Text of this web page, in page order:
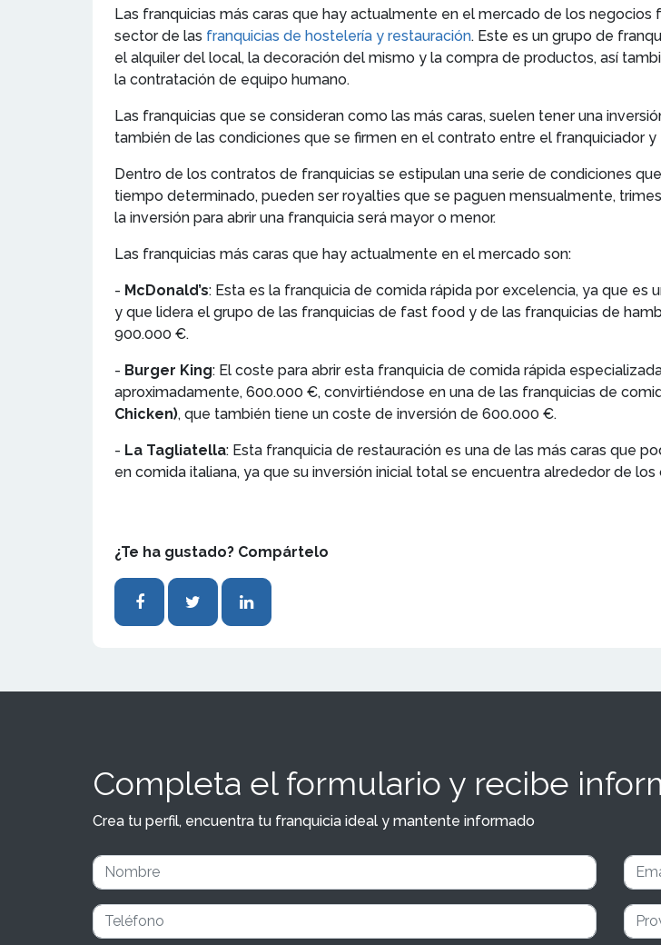
Las franquicias más caras que hay actualmente en el mercado de los
sector de las franquicias de hostelería y restauración. Este es un grupo de
el alquiler del local, la decoración del mismo y la compra de productos, así
la contratación de equipo humano.
Las franquicias que se consideran como las más caras, suelen tener una
también de las condiciones que se firmen en el contrato entre el franquiciador y
Dentro de los contratos de franquicias se estipulan una serie de condiciones
tiempo determinado, pueden ser royalties que se paguen mensualmente,
la inversión para abrir una franquicia será mayor o menor.
Las franquicias más caras que hay actualmente en el mercado son:
- McDonald’s: Esta es la franquicia de comida rápida por excelencia, ya que
y que lidera el grupo de las franquicias de fast food y de las franquicias de
900.000 €.
- Burger King: El coste para abrir esta franquicia de comida rápida
aproximadamente, 600.000 €, convirtiéndose en una de las franquicias de
Chicken), que también tiene un coste de inversión de 600.000 €.
- La Tagliatella: Esta franquicia de restauración es una de las más caras que
en comida italiana, ya que su inversión inicial total se encuentra alrededor de los
¿Te ha gustado? Compártelo
Completa el formulario y recibe
Crea tu perfil, encuentra tu franquicia ideal y mantente informado